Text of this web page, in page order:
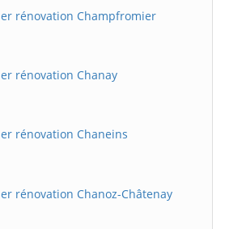
rénovation Champfromier
rénovation Chanay
rénovation Chaneins
rénovation Chanoz-Châtenay